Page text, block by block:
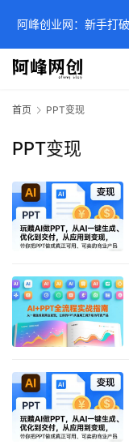
首页 PPT变现
PPT变现
阿峰创业网：新手打